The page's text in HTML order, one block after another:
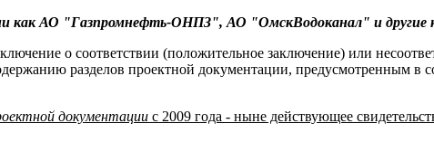
как АО "Газпромнефть-ОНПЗ", АО "ОмскВодоканал" и другие
о соответствии (положительное заключение) или
разделов проектной документации, предусмотренным в
документации с 2009 года - ныне действующее